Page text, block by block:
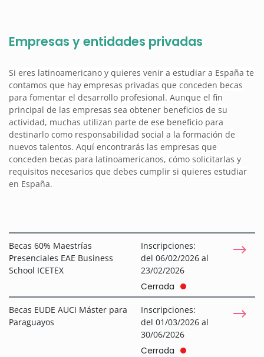
Empresas y entidades privadas
Si eres latinoamericano y quieres venir a estudiar a España te
contamos que hay empresas privadas que conceden becas
para fomentar el desarrollo profesional. Aunque el fin
principal de las empresas sea obtener beneficios de su
actividad, muchas utilizan parte de ese beneficio para
destinarlo como responsabilidad social a la formación de
nuevos talentos. Aquí encontrarás las empresas que
conceden becas para latinoamericanos, cómo solicitarlas y
requisitos necesarios que debes cumplir si quieres estudiar
en España.
Becas 60% Maestrías
Presenciales EAE Business
School ICETEX
Inscripciones:
del 06/02/2026 al
23/02/2026
Cerrada
Becas EUDE AUCI Máster para
Paraguayos
Inscripciones:
del 01/03/2026 al
30/06/2026
Cerrada